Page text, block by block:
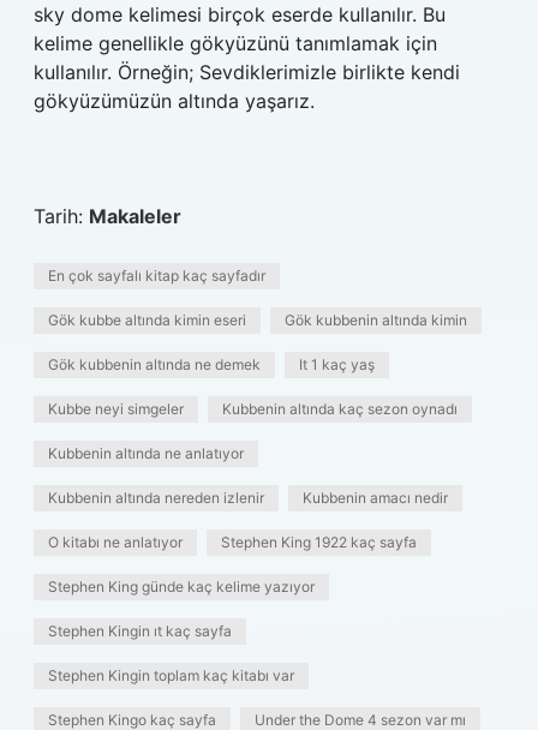
sky dome kelimesi birçok eserde kullanılır. Bu
kelime genellikle gökyüzünü tanımlamak için
kullanılır. Örneğin; Sevdiklerimizle birlikte kendi
gökyüzümüzün altında yaşarız.
Tarih: Makaleler
En çok sayfalı kitap kaç sayfadır
Gök kubbe altında kimin eseri Gök kubbenin altında kimin
Gök kubbenin altında ne demek It 1 kaç yaş
Kubbe neyi simgeler Kubbenin altında kaç sezon oynadı
Kubbenin altında ne anlatıyor
Kubbenin altında nereden izlenir Kubbenin amacı nedir
O kitabı ne anlatıyor Stephen King 1922 kaç sayfa
Stephen King günde kaç kelime yazıyor
Stephen Kingin ıt kaç sayfa
Stephen Kingin toplam kaç kitabı var
Stephen Kingo kaç sayfa Under the Dome 4 sezon var mı